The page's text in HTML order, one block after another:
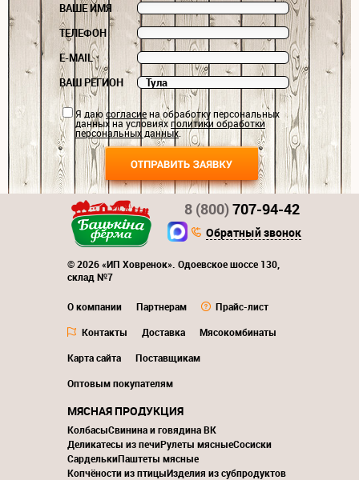
ВАШЕ ИМЯ
ТЕЛЕФОН
E-MAIL
ВАШ РЕГИОН
Я даюсогласиена обработку персональных
данных на условияхполитики обработки
персональных данных.
© 2026 «ИП Ховренок». Одоевское шоссе 130,
склад №7
О компании Партнерам
Прайс-лист
Контакты
Доставка
Мясокомбинаты
Карта сайта
Поставщикам
Оптовым покупателям
8 (800)707-94-42
Обратный звонок
МЯСНАЯ ПРОДУКЦИЯ
КолбасыСвинина и говядина ВК
Деликатесы из печиРулеты мясныеСосиски
СарделькиПаштеты мясные
Копчёности из птицыИзделия из субпродуктов